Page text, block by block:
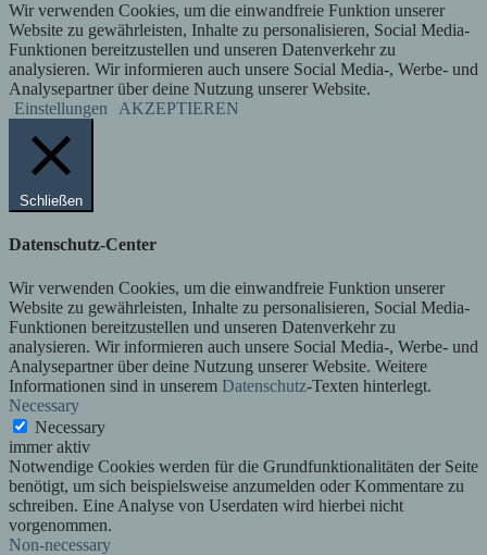
Wir verwenden Cookies, um die einwandfreie Funktion unserer
Website zu gewährleisten, Inhalte zu personalisieren, Social Media-
Funktionen bereitzustellen und unseren Datenverkehr zu
analysieren. Wir informieren auch unsere Social Media-, Werbe- und
Analysepartner über deine Nutzung unserer Website.
Einstellungen
AKZEPTIEREN
Schließen
Datenschutz-Center
Wir verwenden Cookies, um die einwandfreie Funktion unserer
Website zu gewährleisten, Inhalte zu personalisieren, Social Media-
Funktionen bereitzustellen und unseren Datenverkehr zu
analysieren. Wir informieren auch unsere Social Media-, Werbe- und
Analysepartner über deine Nutzung unserer Website. Weitere
Informationen sind in unserem Datenschutz-Texten hinterlegt.
Necessary
Necessary
immer aktiv
Notwendige Cookies werden für die Grundfunktionalitäten der Seite
benötigt, um sich beispielsweise anzumelden oder Kommentare zu
schreiben. Eine Analyse von Userdaten wird hierbei nicht
vorgenommen.
Non-necessary